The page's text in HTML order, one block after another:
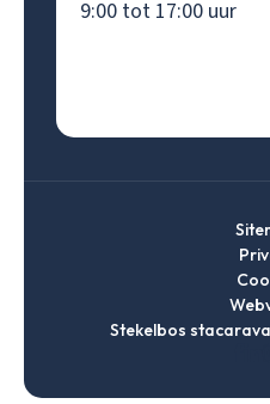
9:00 tot 17:00 uur
Stekelbos
naar